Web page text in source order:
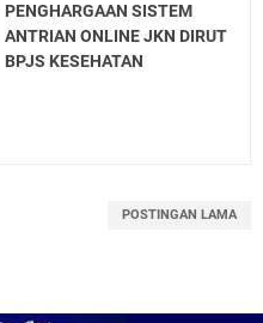
PENGHARGAAN SISTEM
ANTRIAN ONLINE JKN DIRUT
BPJS KESEHATAN
POSTINGAN LAMA